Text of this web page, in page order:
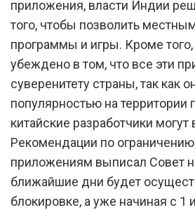
приложения, власти Индии
того, чтобы позволить
программы и игры. Кроме
убеждено в том, что все эти
суверенитету страны, так как
популярностью на территории
китайские разработчики
Рекомендации по
приложениям выписал Совет
ближайшие дни будет
блокировке, а уже начиная с 1